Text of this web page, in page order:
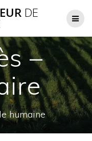
DE
–
humaine